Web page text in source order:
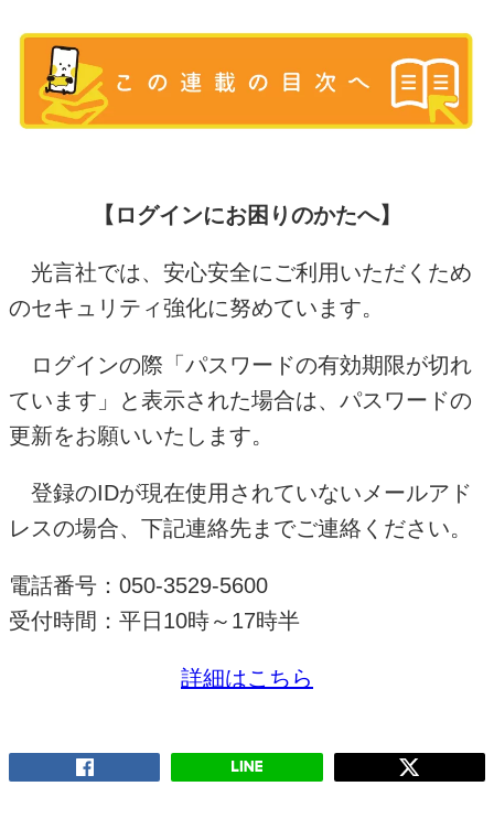
【ログインにお困りのかたへ】
光言社では、安心安全にご利用いただくため
のセキュリティ強化に努めています。
ログインの際「パスワードの有効期限が切れ
ています」と表示された場合は、パスワードの
更新をお願いいたします。
登録のIDが現在使用されていないメールアド
レスの場合、下記連絡先までご連絡ください。
電話番号：050-3529-5600
受付時間：平日10時～17時半
詳細はこちら